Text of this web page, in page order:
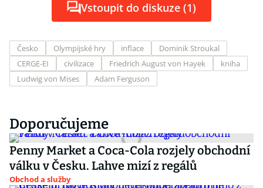
Vstoupit do diskuze (1)
Česko Olympijské hry inflace
Dominik Stroukal
CERGE-EI
civilizace Friedrich August von Hayek
kniha
Ludwig von Mises
Adam Ferguson
Doporučujeme
Penny Market a Coca-Cola rozjely obchodní
válku v Česku. Lahve mizí z regálů
Obchod a služby